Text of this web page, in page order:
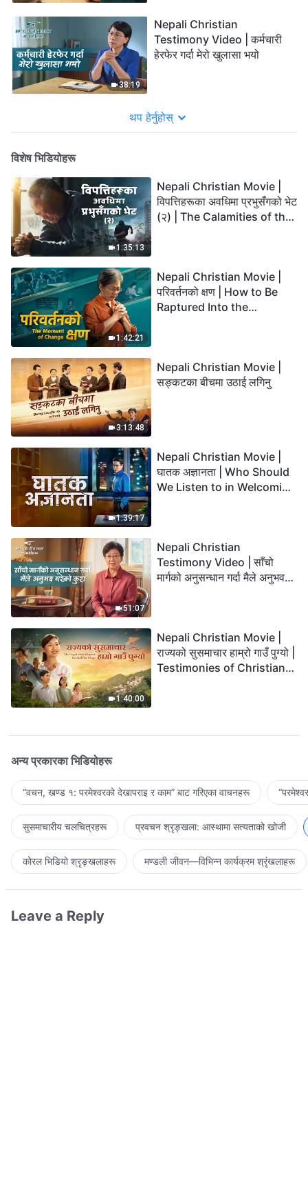
38:19
Nepali Christian
Testimony Video | कर्मचारी
हेरफेर गर्दा मेरो खुलासा भयो
थप हेर्नुहोस्
विशेष भिडियोहरू
1:35:13
Nepali Christian Movie |
विपत्तिहरूका अवधिमा प्रभुसँगको भेट
(२) | The Calamities of the
1:42:21
Nepali Christian Movie |
परिवर्तनको क्षण | How to Be
Raptured Into the
3:13:48
Nepali Christian Movie |
सङ्कटका बीचमा उठाई लगिनु
1:39:17
Nepali Christian Movie |
घातक अज्ञानता | Who Should
We Listen to in Welcoming
51:07
Nepali Christian
Testimony Video | साँचो
मार्गको अनुसन्धान गर्दा मैले अनुभव
1:40:00
Nepali Christian Movie |
राज्यको सुसमाचार हाम्रो गाउँ पुग्यो |
Testimonies of Christians
अन्य प्रकारका भिडियोहरू
“वचन, खण्ड १: परमेश्‍वरको देखापराइ र काम” बाट गरिएका वाचनहरू
सुसमाचारीय चलचित्रहरू प्रवचन श्रृङ्खला: आस्थामा सत्यताको खोजी
कोरल भिडियो श्रृङ्खलाहरू मण्डली जीवन—विभिन्‍न कार्यक्रम श्रृंखलाहरू
Leave a Reply